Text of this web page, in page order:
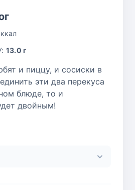
13.0 г
и пиццу, и сосиски в
эти два перекуса
блюде, то и
двойным!